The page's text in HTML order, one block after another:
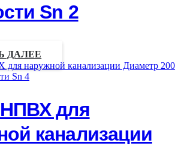
Sn 2
ДАЛЕЕ
для
канализации